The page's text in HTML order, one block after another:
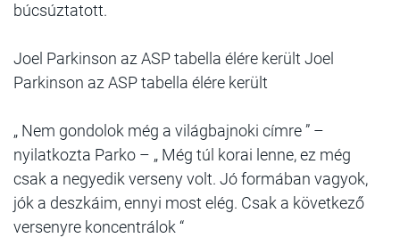
búcsúztatott.
Joel Parkinson az ASP tabella élére került Joel
Parkinson az ASP tabella élére került
„ Nem gondolok még a világbajnoki címre ” –
nyilatkozta Parko – „ Még túl korai lenne, ez még
csak a negyedik verseny volt. Jó formában vagyok,
jók a deszkáim, ennyi most elég. Csak a következő
versenyre koncentrálok “